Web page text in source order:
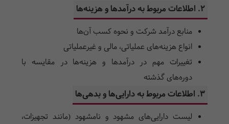
2. اطلاعات مربوط به درآمدها و هزینه‌ها
منابع درآمد شرکت و نحوه کسب آن‌ها
انواع هزینه‌های عملیاتی، مالی و غیرعملیاتی
تغییرات مهم در درآمدها و هزینه‌ها در مقایسه با
دوره‌های گذشته
3. اطلاعات مربوط به دارایی‌ها و بدهی‌ها
لیست دارایی‌های مشهود و نامشهود (مانند تجهیزات،